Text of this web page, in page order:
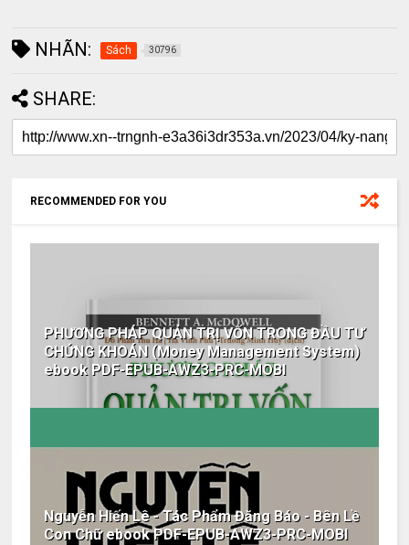
NHÃN: Sách 30796
SHARE:
RECOMMENDED FOR YOU
PHƯƠNG PHÁP QUẢN TRỊ VỐN TRONG ĐẦU TƯ
CHỨNG KHOÁN (Money Management System)
ebook PDF-EPUB-AWZ3-PRC-MOBI
Nguyễn Hiến Lê - Tác Phẩm Đăng Báo - Bên Lề
Con Chữ ebook PDF-EPUB-AWZ3-PRC-MOBI